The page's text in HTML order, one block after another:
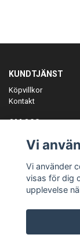
KUNDTJÄNST
Köpvillkor
Kontakt
OM OSS
ANMÄL DIG TILL
Vi
Vi använder
visas för dig
upplevelse